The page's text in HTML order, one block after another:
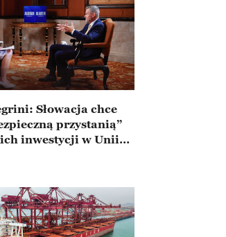
Słowacja chce
przystanią”
inwestycji w Unii